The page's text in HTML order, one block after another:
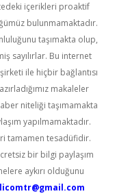
içerikleri proaktif
bulunmamaktadır.
taşımakta olup,
sayılırlar. Bu internet
ile hiçbir bağlantısı
makaleler
niteliği taşımamakta
yapılmamaktadır.
tamamen tesadüfidir.
bir bilgi paylaşım
aykırı olduğunu